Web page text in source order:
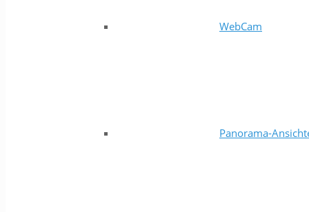
WebCam
Panorama-